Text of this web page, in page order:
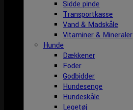
Sidde pinde
Transportkasse
Vand & Madskåle
Vitaminer & Mineraler
Hunde
Dækkener
Foder
Godbidder
Hundesenge
Hundeskåle
Legetøj